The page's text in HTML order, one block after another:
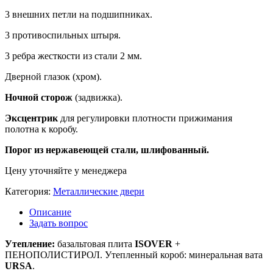
3 внешних петли на подшипниках.
3 противоспильных штыря.
3 ребра жесткости из стали 2 мм.
Дверной глазок (хром).
Ночной сторож (задвижка).
Эксцентрик для регулировки плотности прижимания
полотна к коробу.
Порог из нержавеющей стали, шлифованный.
Цену уточняйте у менеджера
Категория: Металлические двери
Описание
Задать вопрос
Утепление: базальтовая плита ISOVER +
ПЕНОПОЛИСТИРОЛ. Утепленный короб: минеральная вата
URSA.